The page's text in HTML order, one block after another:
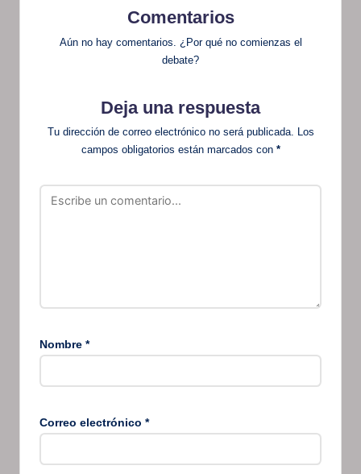
Comentarios
Aún no hay comentarios. ¿Por qué no comienzas el
debate?
Deja una respuesta
Tu dirección de correo electrónico no será publicada. Los
campos obligatorios están marcados con *
Nombre *
Correo electrónico *